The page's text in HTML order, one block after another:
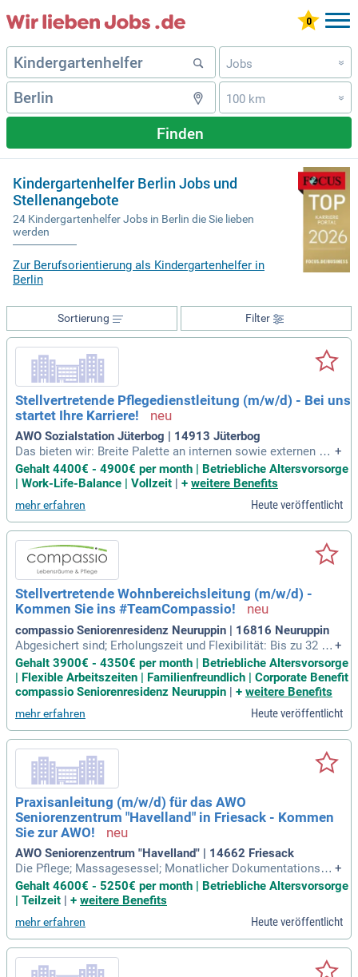
Jobs »
100 km »
Finden
Kindergartenhelfer Berlin Jobs und
Stellenangebote
24 Kindergartenhelfer Jobs in Berlin die Sie lieben
werden
Zur Berufsorientierung als Kindergartenhelfer in
Berlin
Filter
Sortierung
Stellvertretende Pflegedienstleitung (m/w/d) - Bei uns
startet Ihre Karriere!
AWO Sozialstation Jüterbog | 14913 Jüterbog
Das bieten wir: Breite Palette an internen sowie externen Fo
rt- und Weiterbildungen; hierfür übernehmen wir die Kosten u
nd stellen SIe frei; Ein faires und tariflich festgelegtes Gehal
z sind,
+
Gehalt 4400€ - 4900€ per month | Betriebliche Altersvorsorge
| Work-Life-Balance | Vollzeit
+ weitere Benefits
mehr erfahren Heute veröffentlicht
Stellvertretende Wohnbereichsleitung (m/w/d) -
Kommen Sie ins #TeamCompassio!
compassio Seniorenresidenz Neuruppin | 16816 Neuruppin
Abgesichert sind; Erholungszeit und Flexibilität: Bis zu 32 Ur
laubstage im Jahr für eine 5,5-Tage-Woche (35 Tage für eine
6-Tage-Woche), flexible Arbeitszeitmodelle, Sonderurlaubsta
ge für besondere Anlässe; Familienfreundlichkeit: Compass
io bietet einen Kindergartenzuschuss
+
Gehalt 3900€ - 4350€ per month | Betriebliche Altersvorsorge
| Flexible Arbeitszeiten | Familienfreundlich | Corporate Benefit
compassio Seniorenresidenz Neuruppin | + weitere Benefits
mehr erfahren Heute veröffentlicht
Praxisanleitung (m/w/d) für das AWO
Seniorenzentrum "Havelland" in Friesack - Kommen
Sie zur AWO!
AWO Seniorenzentrum "Havelland" | 14662 Friesack
Die Pflege; Massagesessel; Monatlicher Dokumentationsta
g und zweimal jährlich Supervision; Unterstützung bei der Ki
ndergartensuche; Unterstützung bei der Wohnungssuche; W
aubsplanung.
+
Gehalt 4600€ - 5250€ per month | Betriebliche Altersvorsorge
| Teilzeit | + weitere Benefits
mehr erfahren Heute veröffentlicht